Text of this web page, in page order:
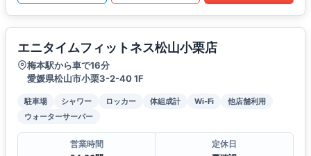
エニタイムフィットネス松山小栗店
梅本駅から車で16分
愛媛県松山市小栗3-2-40 1F
駐車場 シャワー ロッカー 体組成計 Wi-Fi
他店舗利用
ウォーターサーバー
営業時間
定休日